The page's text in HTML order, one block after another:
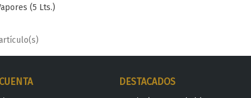
(5 Lts.)
DESTACADOS